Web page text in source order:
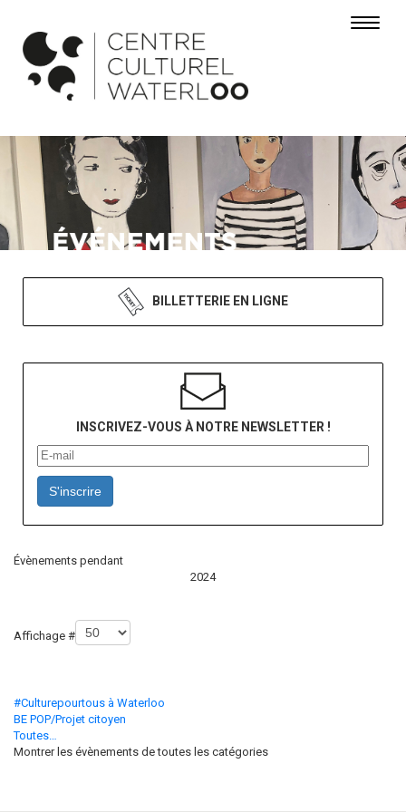
Toggle
BILLETTERIE EN LIGNE
INSCRIVEZ-VOUS À NOTRE NEWSLETTER !
S'inscrire
Évènements pendant
2024
Affichage #
#Culturepourtous à Waterloo
BE POP/Projet citoyen
Toutes…
Montrer les évènements de toutes les catégories